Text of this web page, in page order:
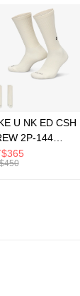
第一商業銀行
彰化商業銀行
付款。
上)免運費
U NK ED CSH
2P-144
男女 短統襪